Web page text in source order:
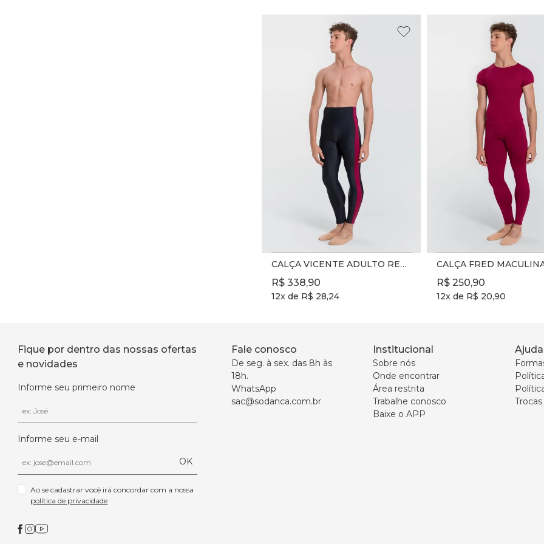
CALÇA VICENTE ADULTO REF. SD2512 - PRETO
R$ 338,90
12x de R$ 28,24
R$ 250,90
12x de R$ 20,90
Fique por dentro das nossas ofertas
e novidades
Informe seu primeiro nome
Informe seu e-mail
OK
política de privacidade
Fale conosco
De seg. à sex. das 8h às
18h.
WhatsApp
sac@sodanca.com.br
Institucional
Sobre nós
Onde encontrar
Área restrita
Trabalhe conosco
Baixe o APP
Ajuda